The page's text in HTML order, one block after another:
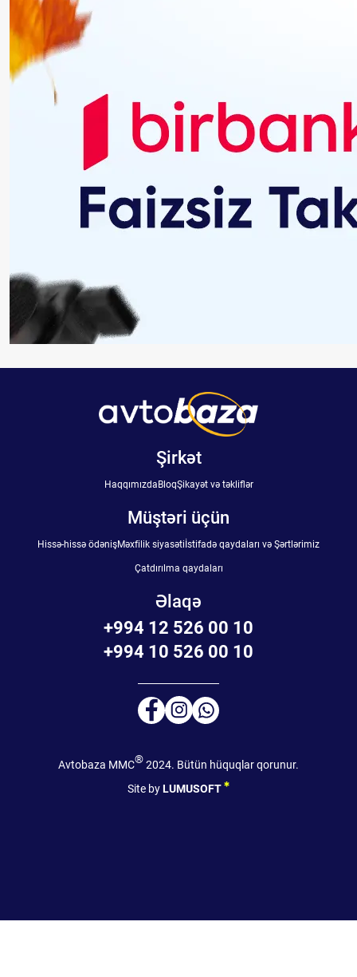
Şirkət
HaqqımızdaBloqŞikayət və təkliflər
Müştəri üçün
Hissə-hissə ödənişMəxfilik siyasətiİstifadə qaydaları və Şərtlərimiz
Çatdırılma qaydaları
Əlaqə
+994 12 526 00 10
+994 10 526 00 10
Avtobaza MMC®2024. Bütün hüquqlar qorunur.
Site byLUMUSOFT